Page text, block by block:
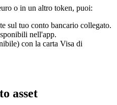
o in un altro token, puoi:
sul tuo conto bancario collegato.
nell'app.
con la carta Visa di
asset